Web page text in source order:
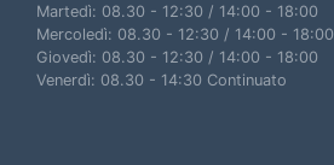
Martedì: 08.30 - 12:30 / 14:00 - 18:00
Mercoledì: 08.30 - 12:30 / 14:00 - 18:00
Giovedì: 08.30 - 12:30 / 14:00 - 18:00
Venerdì: 08.30 - 14:30 Continuato